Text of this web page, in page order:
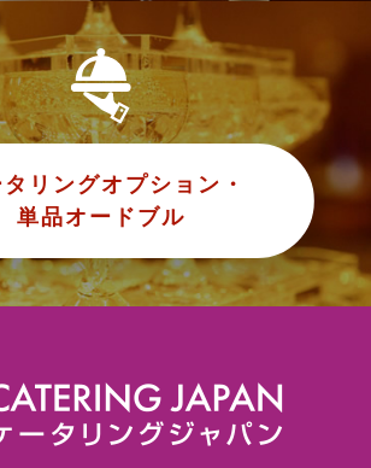
リングオプション・
単品オードブル